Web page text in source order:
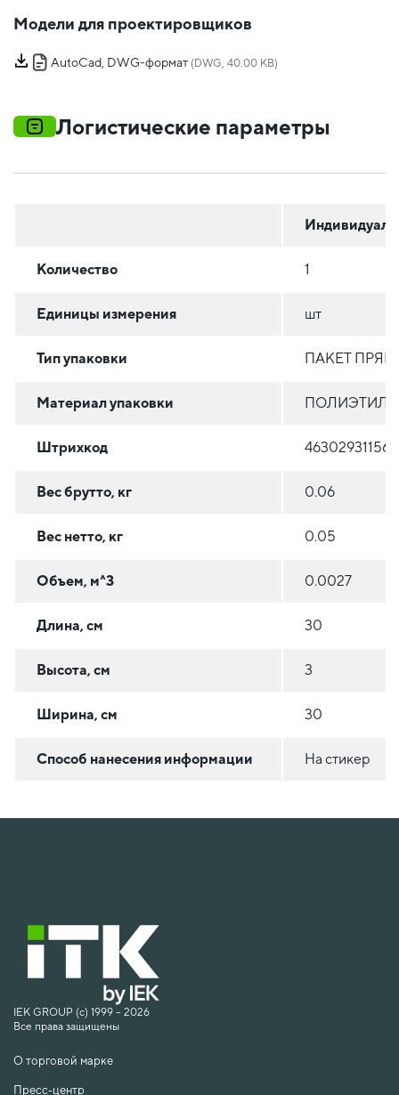
Модели для проектировщиков
AutoCad, DWG-формат (DWG, 40.00 KB)
Логистические параметры
Количество 1
Единицы измерения шт
Тип упаковки ПАКЕТ
Материал упаковки
Штрихкод
Вес брутто, кг 0.06
Вес нетто, кг 0.05
Объем, м^3 0.0027
Длина, см 30
Высота, см 3
Ширина, см 30
Способ нанесения информации На стикер
IEK GROUP (c) 1999 – 2026
Все права защищены
О торговой марке
Пресс-центр